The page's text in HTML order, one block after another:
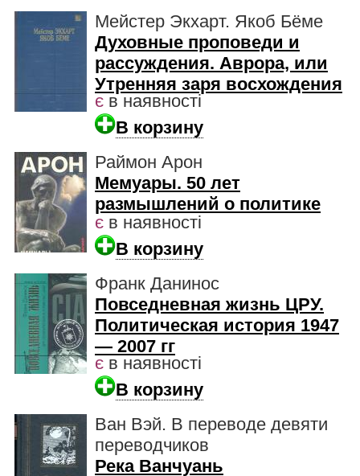
Мейстер Экхарт. Якоб Бёме
Духовные проповеди и
рассуждения. Аврора, или
Утренняя заря восхождения
є в наявності
В корзину
Раймон Арон
Мемуары. 50 лет
размышлений о политике
є в наявності
В корзину
Франк Данинос
Повседневная жизнь ЦРУ.
Политическая история 1947
— 2007 гг
є в наявності
В корзину
Ван Вэй. В переводе девяти
переводчиков
Река Ванчуань